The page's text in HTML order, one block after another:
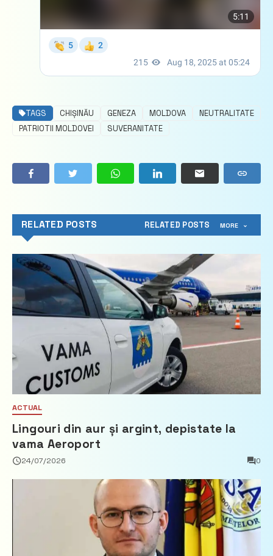
TAGS CHIȘINĂU GENEZA MOLDOVA
NEUTRALITATE
PATRIOTII MOLDOVEI
SUVERANITATE
RELATED POSTS RELATED POSTS MORE
ACTUAL
Lingouri din aur și argint, depistate la
vama Aeroport
24/07/2026 0